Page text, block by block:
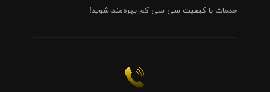
خدمات با کیفیت سی سی کم بهره‌مند شوید!